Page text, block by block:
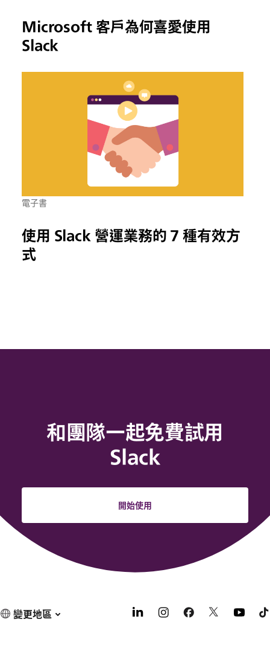
Microsoft 客戶為何喜愛使用
Slack
電子書
使用 Slack 營運業務的 7 種有效方
式
和團隊一起免費試用
Slack
開始使用
變更地區